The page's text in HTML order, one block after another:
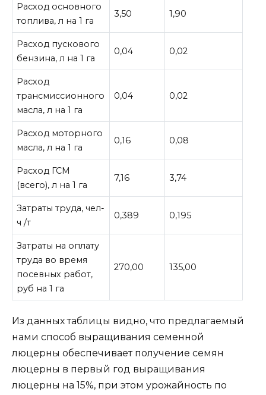
Расход основного
топлива, л на 1 га
3,50 1,90
Расход пускового
бензина, л на 1 га
0,04 0,02
Расход
трансмиссионного
масла, л на 1 га
0,04 0,02
Расход моторного
масла, л на 1 га
0,16 0,08
Расход ГСМ
(всего), л на 1 га
7,16 3,74
Затраты труда, чел-
ч /т
0,389 0,195
Затраты на оплату
труда во время
посевных работ,
руб на 1 га
270,00 135,00
Из данных таблицы видно, что предлагаемый
нами способ выращивания семенной
люцерны обеспечивает получение семян
люцерны в первый год выращивания
люцерны на 15%, при этом урожайность по